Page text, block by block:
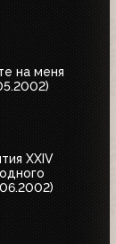
на меня
XXIV